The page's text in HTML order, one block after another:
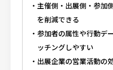
主催側・出展側・参加
を削減できる
参加者の属性や行動デ
ッチングしやすい
出展企業の営業活動の